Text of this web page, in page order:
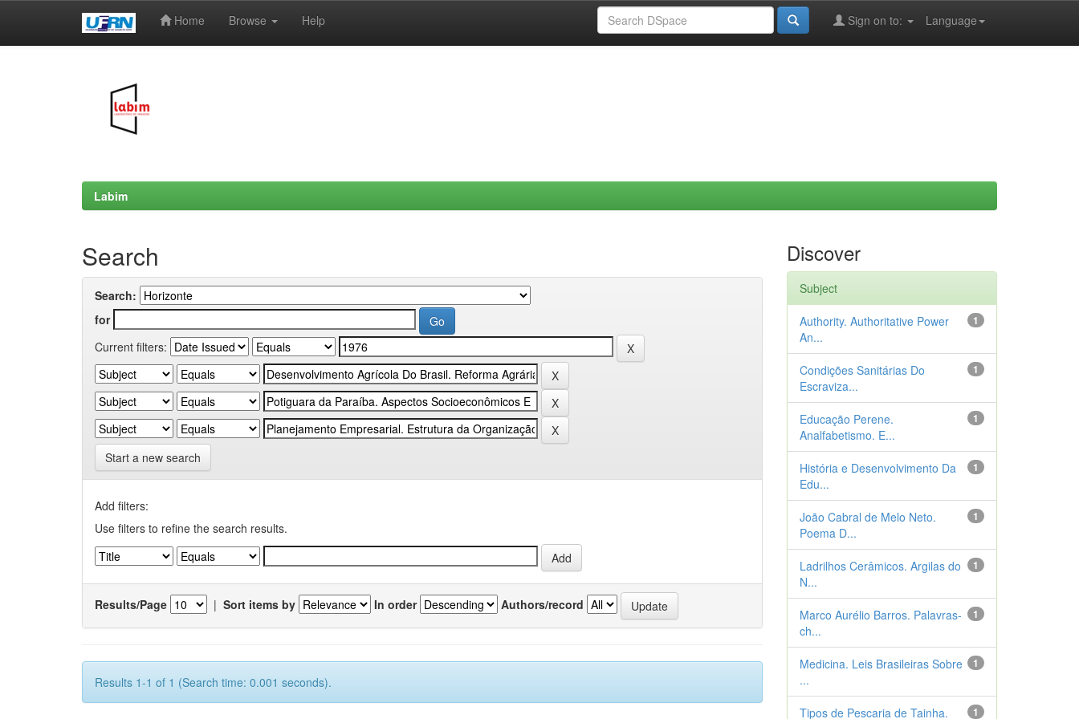
Home Browse Help Language
Sign on to:
Labim
Search
Search:
for
Current filters:
Start a new search
Add filters:
Use filters to refine the search results.
Results/Page | Sort items by In order Authors/record
Results 1-1 of 1 (Search time: 0.001 seconds).
Discover
Subject
1
Authority. Authoritative Power
An...
1
Condições Sanitárias Do
Escraviza...
1
Educação Perene.
Analfabetismo. E...
1
História e Desenvolvimento Da
Edu...
1
João Cabral de Melo Neto.
Poema D...
1
Ladrilhos Cerâmicos. Argilas do
N...
1
Marco Aurélio Barros. Palavras-
ch...
1
Medicina. Leis Brasileiras Sobre
...
1
Tipos de Pescaria de Tainha.